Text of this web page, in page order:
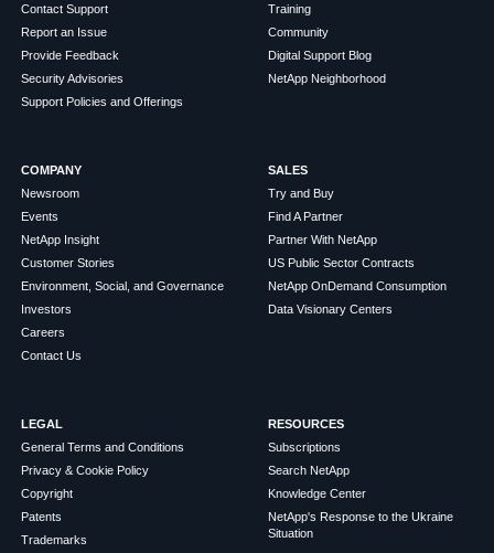
Contact Support
Report an Issue
Provide Feedback
Security Advisories
Support Policies and Offerings
Training
Community
Digital Support Blog
NetApp Neighborhood
COMPANY
Newsroom
Events
NetApp Insight
Customer Stories
Environment, Social, and Governance
Investors
Careers
Contact Us
SALES
Try and Buy
Find A Partner
Partner With NetApp
US Public Sector Contracts
NetApp OnDemand Consumption
Data Visionary Centers
LEGAL
General Terms and Conditions
Privacy & Cookie Policy
Copyright
Patents
Trademarks
RESOURCES
Subscriptions
Search NetApp
Knowledge Center
NetApp's Response to the Ukraine
Situation